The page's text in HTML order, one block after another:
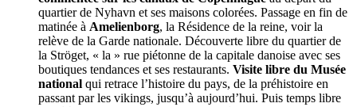
quartier de Nyhavn et ses maisons colorées. Passage en fin de
matinée à Amelienborg, la Résidence de la reine, voir la
relève de la Garde nationale. Découverte libre du quartier de
la Ströget, « la » rue piétonne de la capitale danoise avec ses
boutiques tendances et ses restaurants. Visite libre du Musée
national qui retrace l’histoire du pays, de la préhistoire en
passant par les vikings, jusqu’à aujourd’hui. Puis temps libre